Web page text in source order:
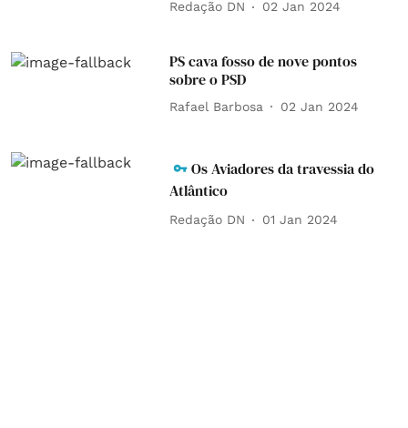
Redação DN 02 Jan 2024
PS cava fosso de nove pontos
sobre o PSD
Rafael Barbosa 02 Jan 2024
Os Aviadores da travessia do
Atlântico
Redação DN 01 Jan 2024